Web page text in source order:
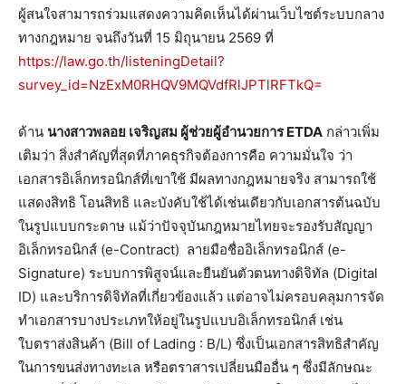
ผู้สนใจสามารถร่วมแสดงความคิดเห็นได้ผ่านเว็บไซต์ระบบกลาง
ทางกฎหมาย จนถึงวันที่ 15 มิถุนายน 2569 ที่
https://law.go.th/listeningDetail?
survey_id=NzExM0RHQV9MQVdfRlJPTlRFTkQ=
ด้าน นางสาวพลอย เจริญสม ผู้ช่วยผู้อำนวยการETDA กล่าวเพิ่ม
เติมว่า สิ่งสำคัญที่สุดที่ภาคธุรกิจต้องการคือ ความมั่นใจ ว่า
เอกสารอิเล็กทรอนิกส์ที่เขาใช้ มีผลทางกฎหมายจริง สามารถใช้
แสดงสิทธิ โอนสิทธิ และบังคับใช้ได้เช่นเดียวกับเอกสารต้นฉบับ
ในรูปแบบกระดาษ แม้ว่าปัจจุบันกฎหมายไทยจะรองรับสัญญา
อิเล็กทรอนิกส์ (e-Contract) ลายมือชื่ออิเล็กทรอนิกส์ (e-
Signature) ระบบการพิสูจน์และยืนยันตัวตนทางดิจิทัล (Digital
ID) และบริการดิจิทัลที่เกี่ยวข้องแล้ว แต่อาจไม่ครอบคลุมการจัด
ทำเอกสารบางประเภทให้อยู่ในรูปแบบอิเล็กทรอนิกส์ เช่น
ใบตราส่งสินค้า (Bill of Lading : B/L) ซึ่งเป็นเอกสารสิทธิสำคัญ
ในการขนส่งทางทะเล หรือตราสารเปลี่ยนมืออื่น ๆ ซึ่งมีลักษณะ